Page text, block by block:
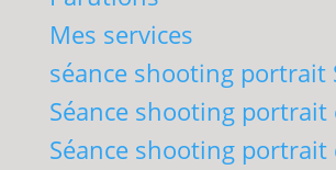
Mes services
séance shooting portrait
Séance shooting portrait
Séance shooting portrait